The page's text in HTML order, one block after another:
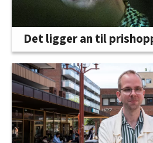
Det ligger an til